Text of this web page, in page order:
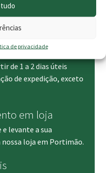
de privacidade
de 1 a 2 dias úteis
de expedição, exceto
em loja
levante a sua
nossa loja em Portimão.